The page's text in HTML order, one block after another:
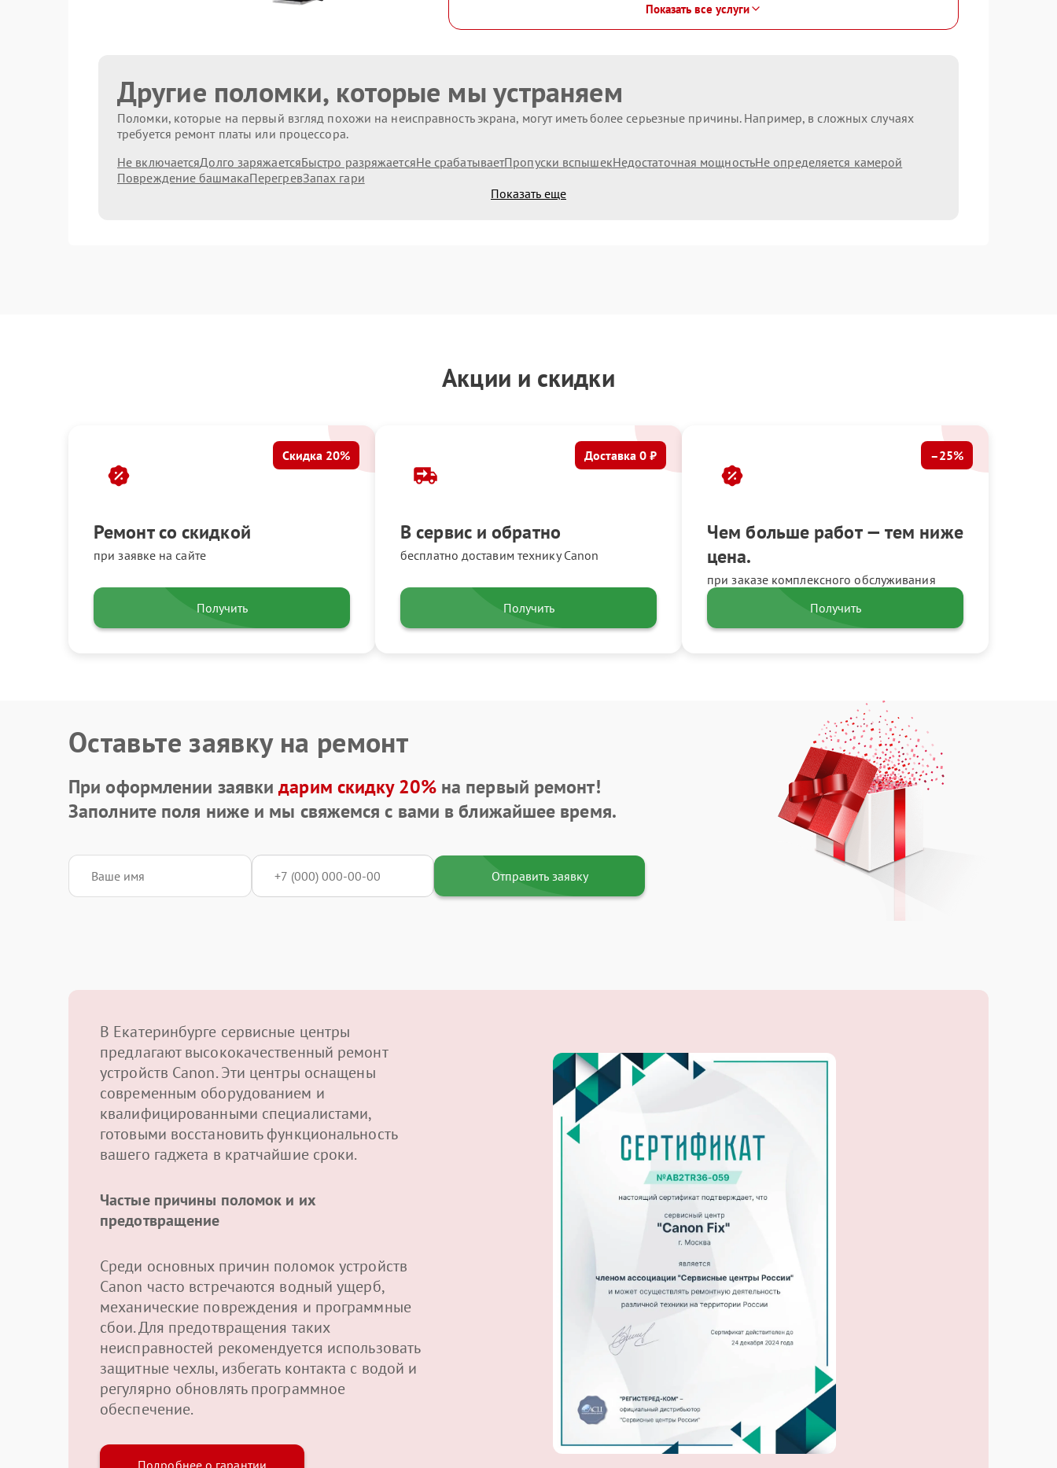
Показать все услуги
Другие поломки, которые мы устраняем
Поломки, которые на первый взгляд похожи на неисправность экрана, могут иметь более серьезные причины. Например, в сложных случаях
требуется ремонт платы или процессора.
Не включаетсяДолго заряжаетсяБыстро разряжаетсяНе срабатываетПропуски вспышекНедостаточная мощностьНе определяется камерой
Повреждение башмакаПерегревЗапах гари
Показать еще
Акции и скидки
Ремонт со скидкой
при заявке на сайте
Скидка 20%
Получить
В сервис и обратно
бесплатно доставим технику Canon
Доставка 0 ₽
Получить
Чем больше работ — тем ниже
цена.
при заказе комплексного обслуживания
–25%
Получить
Оставьте заявку на ремонт
При оформлении заявкидарим скидку 20%на первый ремонт!
Заполните поля ниже и мы свяжемся с вами в ближайшее время.
Отправить заявку
В Екатеринбурге сервисные центры
предлагают высококачественный ремонт
устройств Canon. Эти центры оснащены
современным оборудованием и
квалифицированными специалистами,
готовыми восстановить функциональность
вашего гаджета в кратчайшие сроки.
Частые причины поломок и их
предотвращение
Среди основных причин поломок устройств
Canon часто встречаются водный ущерб,
механические повреждения и программные
сбои. Для предотвращения таких
неисправностей рекомендуется использовать
защитные чехлы, избегать контакта с водой и
регулярно обновлять программное
обеспечение.
Подробнее о гарантии